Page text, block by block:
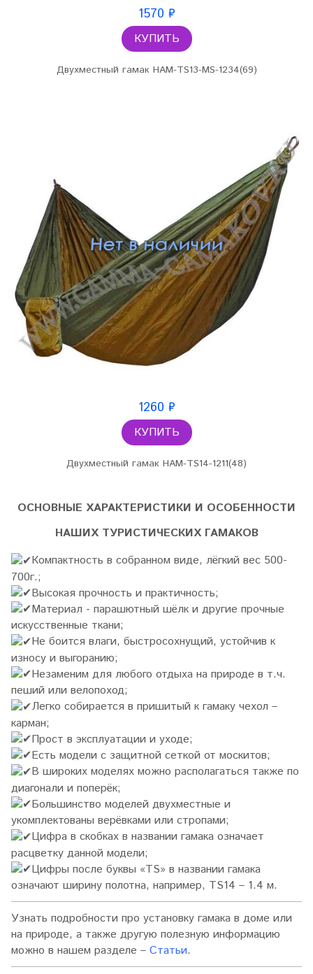
1570 ₽
КУПИТЬ
Двухместный гамак HAM-TS13-MS-1234(69)
1260 ₽
КУПИТЬ
Двухместный гамак HAM-TS14-1211(48)
ОСНОВНЫЕ ХАРАКТЕРИСТИКИ И ОСОБЕННОСТИ
НАШИХ ТУРИСТИЧЕСКИХ ГАМАКОВ
Компактность в собранном виде, лёгкий вес 500-
700г.;
Высокая прочность и практичность;
Материал - парашютный шёлк и другие прочные
искусственные ткани;
Не боится влаги, быстросохнущий, устойчив к
износу и выгоранию;
Незаменим для любого отдыха на природе в т.ч.
пеший или велопоход;
Легко собирается в пришитый к гамаку чехол –
карман;
Прост в эксплуатации и уходе;
Есть модели с защитной сеткой от москитов;
В широких моделях можно располагаться также по
диагонали и поперёк;
Большинство моделей двухместные и
укомплектованы верёвками или стропами;
Цифра в скобках в названии гамака означает
расцветку данной модели;
Цифры после буквы «TS» в названии гамака
означают ширину полотна, например, TS14 – 1.4 м.
Узнать подробности про установку гамака в доме или
на природе, а также другую полезную информацию
можно в нашем разделе – Статьи.